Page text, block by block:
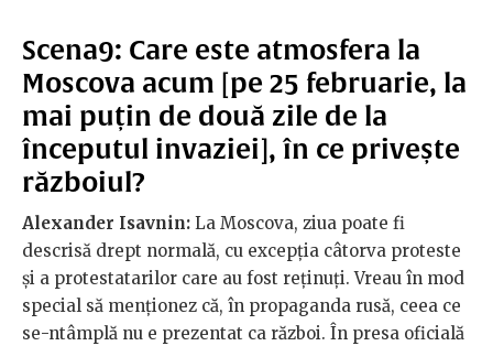
Scena9: Care este atmosfera la
Moscova acum [pe 25 februarie, la
mai puțin de două zile de la
începutul invaziei], în ce privește
războiul?
Alexander Isavnin: La Moscova, ziua poate fi
descrisă drept normală, cu excepția câtorva proteste
și a protestatarilor care au fost reținuți. Vreau în mod
special să menționez că, în propaganda rusă, ceea ce
se-ntâmplă nu e prezentat ca război. În presa oficială